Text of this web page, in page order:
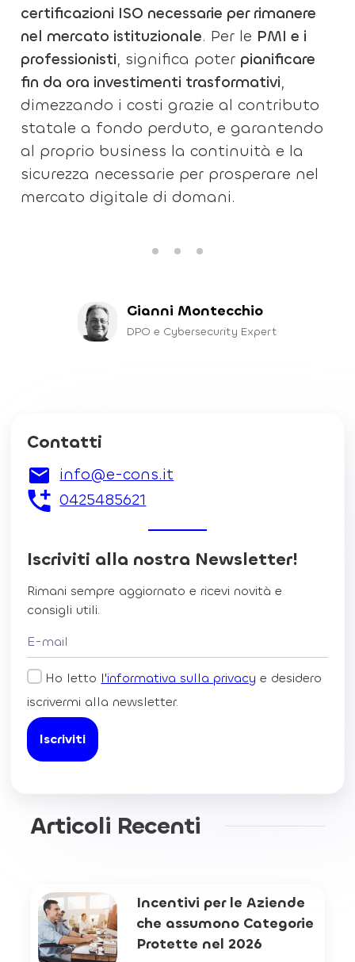
certificazioni ISO necessarie per rimanere
nel mercato istituzionale. Per le PMI e i
professionisti, significa poter pianificare
fin da ora investimenti trasformativi,
dimezzando i costi grazie al contributo
statale a fondo perduto, e garantendo
al proprio business la continuità e la
sicurezza necessarie per prosperare nel
mercato digitale di domani.
Gianni Montecchio
DPO e Cybersecurity Expert
Contatti
info@e-cons.it
0425485621
Iscriviti alla nostra Newsletter!
Rimani sempre aggiornato e ricevi novità e
consigli utili.
Ho letto l'informativa sulla privacy e desidero
iscrivermi alla newsletter.
Articoli Recenti
Incentivi per le Aziende
che assumono Categorie
Protette nel 2026